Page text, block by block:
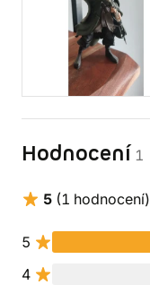
Hodnocení 1
5 (1 hodnocení)
5
4